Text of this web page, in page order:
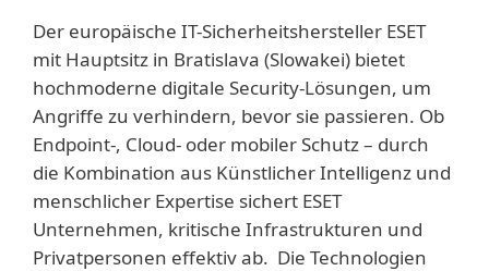
Der europäische IT-Sicherheitshersteller ESET
mit Hauptsitz in Bratislava (Slowakei) bietet
hochmoderne digitale Security-Lösungen, um
Angriffe zu verhindern, bevor sie passieren. Ob
Endpoint-, Cloud- oder mobiler Schutz – durch
die Kombination aus Künstlicher Intelligenz und
menschlicher Expertise sichert ESET
Unternehmen, kritische Infrastrukturen und
Privatpersonen effektiv ab. Die Technologien